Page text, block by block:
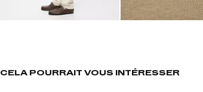
CELA POURRAIT VOUS INTÉRESSER